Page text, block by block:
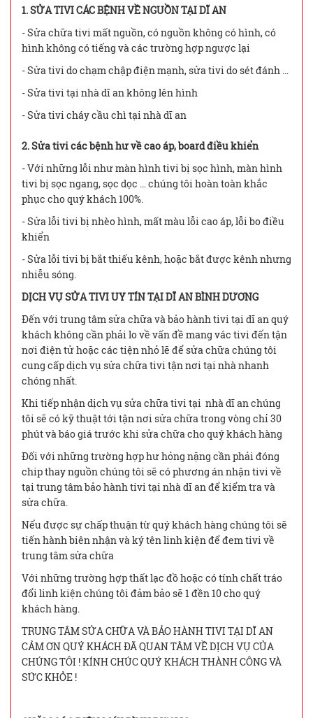
1. SỬA TIVI CÁC BỆNH VỀ NGUỒN TẠI DĨ AN
- Sửa chữa tivi mất nguồn, có nguồn không có hình, có
hình không có tiếng và các trường hợp ngược lại
- Sửa tivi do chạm chập điện mạnh, sửa tivi do sét đánh …
- Sửa tivi tại nhà dĩ an không lên hình
- Sửa tivi cháy cầu chì tại nhà dĩ an
2. Sửa tivi các bệnh hư về cao áp, board điều khiển
- Với những lỗi như màn hình tivi bị sọc hình, màn hình
tivi bị sọc ngang, sọc dọc … chúng tôi hoàn toàn khắc
phục cho quý khách 100%.
- Sửa lỗi tivi bị nhèo hình, mất màu lỗi cao áp, lỗi bo điều
khiển
- Sửa lỗi tivi bị bắt thiếu kênh, hoặc bắt được kênh nhưng
nhiễu sóng.
DỊCH VỤ SỬA TIVI UY TÍN TẠI DĨ AN BÌNH DƯƠNG
Đến với trung tâm sửa chữa và bảo hành tivi tại dĩ an quý
khách không cần phải lo về vấn đề mang vác tivi đến tận
nơi điện tử hoặc các tiện nhỏ lẽ để sửa chữa chúng tôi
cung cấp dịch vụ sửa chữa tivi tận nơi tại nhà nhanh
chóng nhất.
Khi tiếp nhận dịch vụ sửa chữa tivi tại nhà dĩ an chúng
tôi sẽ có kỹ thuật tới tận nơi sửa chữa trong vòng chỉ 30
phút và báo giá trước khi sửa chữa cho quý khách hàng
Đối với những trường hợp hư hỏng nặng cần phải đóng
chip thay nguồn chúng tôi sẽ có phương án nhận tivi về
tại trung tâm bảo hành tivi tại nhà dĩ an để kiểm tra và
sửa chữa.
Nếu được sự chấp thuận từ quý khách hàng chúng tôi sẽ
tiến hành biên nhận và ký tên linh kiện để đem tivi về
trung tâm sửa chữa
Với những trường hợp thất lạc đồ hoặc có tính chất tráo
đổi linh kiện chúng tôi đảm bảo sẽ 1 đền 10 cho quý
khách hàng.
TRUNG TÂM SỬA CHỮA VÀ BẢO HÀNH TIVI TẠI DĨ AN
CẢM ƠN QUÝ KHÁCH ĐÃ QUAN TÂM VỀ DỊCH VỤ CỦA
CHÚNG TÔI ! KÍNH CHÚC QUÝ KHÁCH THÀNH CÔNG VÀ
SỨC KHỎE !